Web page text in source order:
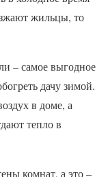
жильцы, то
– самое выгодное
дачу зимой.
в доме, а
тепло в
комнат, а это –